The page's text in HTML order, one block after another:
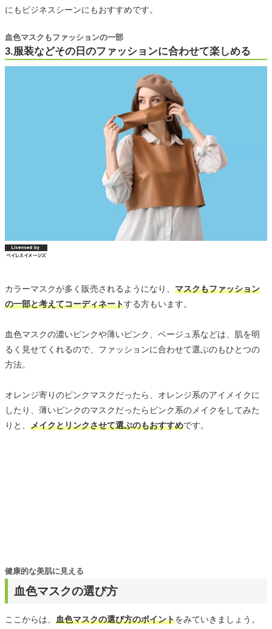
にもビジネスシーンにもおすすめです。
3.服装などその日のファッションに合わせて楽しめる
血色マスクもファッションの一部
カラーマスクが多く販売されるようになり、 マスクもファッション
の一部と考えてコーディネートする方もいます。
血色マスクの濃いピンクや薄いピンク、ベージュ系などは、肌を明
るく見せてくれるので、ファッションに合わせて選ぶのもひとつの
方法。
オレンジ寄りのピンクマスクだったら、オレンジ系のアイメイクに
したり、薄いピンクのマスクだったらピンク系のメイクをしてみた
りと、 メイクとリンクさせて選ぶのもおすすめです。
血色マスクの選び方
健康的な美肌に見える
ここからは、 血色マスクの選び方のポイントをみていきましょう。